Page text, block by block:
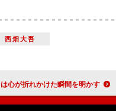
西畑大吾
乃木坂４６西野七瀬、初挑戦のなぎなたに自信 白石麻衣、松村沙友理は心が折れかけた瞬間を明かす